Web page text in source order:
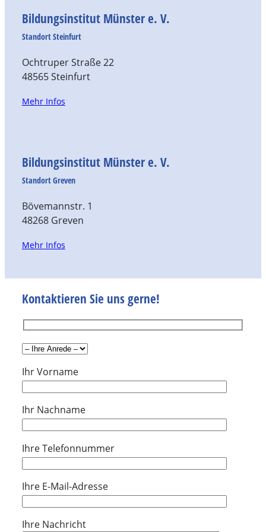
Bildungsinstitut Münster e. V.
Standort Steinfurt
Ochtruper Straße 22
48565 Steinfurt
Mehr Infos
Bildungsinstitut Münster e. V.
Standort Greven
Bövemannstr. 1
48268 Greven
Mehr Infos
Kontaktieren Sie uns gerne!
Ihr Vorname
Ihr Nachname
Ihre Telefonnummer
Ihre E-Mail-Adresse
Ihre Nachricht